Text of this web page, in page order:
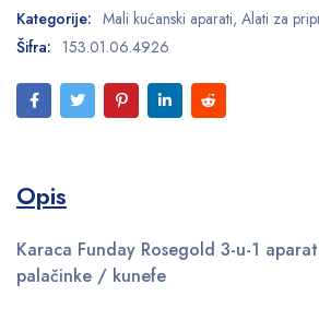
Kategorije: Mali kućanski aparati, Alati za
Šifra: 153.01.06.4926
Opis
Karaca Funday Rosegold 3-u-1
palačinke / kunefe